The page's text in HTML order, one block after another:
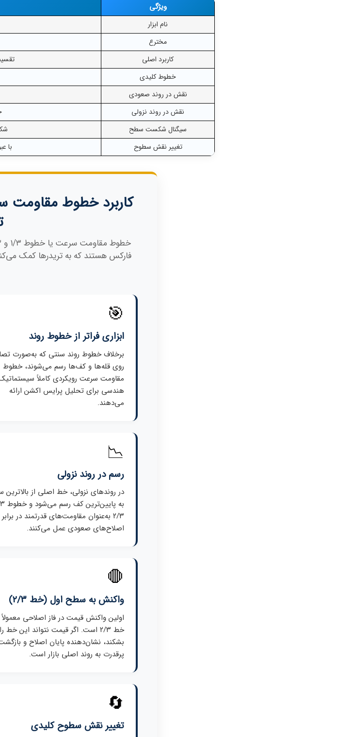
ویژگی
نام ابزار
مخترع
کاربرد اصلی
خطوط کلیدی
نقش در روند صعودی
نقش در روند نزولی
سیگنال شکست سطح
شکست خط ۲/
تغییر نقش سطوح
با
فارکس هستند که به تریدرها کمک
🎯
ابزاری فراتر از خطوط روند
برخلاف خطوط روند سنتی که به‌صورت
روی قله‌ها و کف‌ها رسم می‌شوند، خطوط
مقاومت سرعت رویکردی کاملاً
هندسی برای تحلیل پرایس اکشن ارائه
می‌دهند.
📉
رسم در روند نزولی
در روندهای نزولی، خط اصلی از
۲/۳ به‌عنوان مقاومت‌های قدرتمند در برابر
اصلاح‌های صعودی عمل می‌کنند.
🛑
واکنش به سطح اول (خط ۲/۳)
اولین واکنش قیمت در فاز اصلاحی معمولاً
خط ۲/۳ است. اگر قیمت نتواند این خط را
بشکند، نشان‌دهنده پایان اصلاح و
پرقدرت به روند اصلی بازار است.
🔄
تغییر نقش سطوح کلیدی